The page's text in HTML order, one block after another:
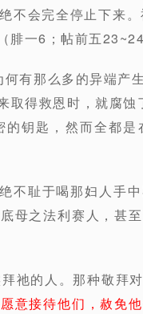
会完全停止下来
腓一6；帖前五
有那么多的异端产
得救恩时，就腐蚀
钥匙，然而全都
不耻于喝那妇人手
母之法利赛人，甚
祂的人。那种敬拜
意接待他们，赦免